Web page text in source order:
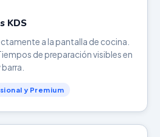
KDS
a la pantalla de cocina.
de preparación visibles en
y Premium